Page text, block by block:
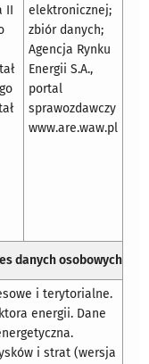
II
elektronicznej;
zbiór danych;
Agencja Rynku
Energii S.A.,
portal
sprawozdawczy
www.are.waw.pl
danych osobowych
i terytorialne.
energii. Dane
i strat (wersja